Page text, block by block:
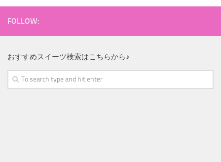
FOLLOW:
おすすめスイーツ検索はこちらから♪